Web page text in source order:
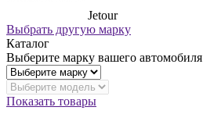
Jetour
Выбрать другую марку
Каталог
Выберите марку вашего автомобиля
Показать товары